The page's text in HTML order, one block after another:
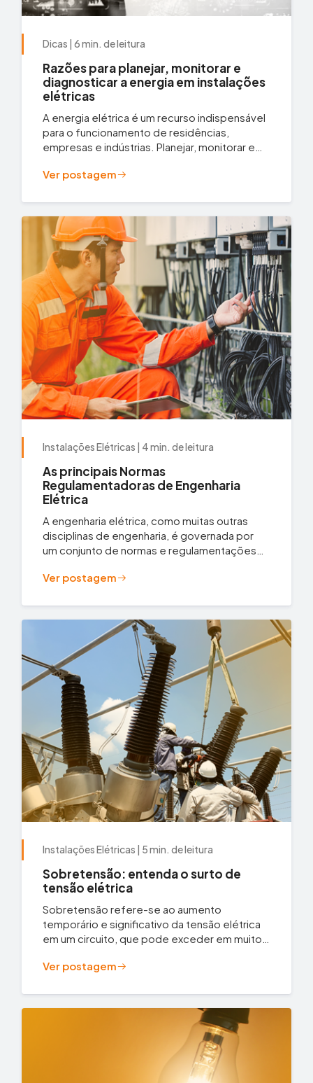
Dicas | 6 min. de leitura
Razões para planejar, monitorar e
diagnosticar a energia em instalações
elétricas
A energia elétrica é um recurso indispensável
para o funcionamento de residências,
empresas e indústrias. Planejar, monitorar e
Ver postagem
Instalações Elétricas | 4 min. de leitura
As principais Normas
Regulamentadoras de Engenharia
Elétrica
A engenharia elétrica, como muitas outras
disciplinas de engenharia, é governada por
um conjunto de normas e regulamentações
Ver postagem
Instalações Elétricas | 5 min. de leitura
Sobretensão: entenda o surto de
tensão elétrica
Sobretensão refere-se ao aumento
temporário e significativo da tensão elétrica
em um circuito, que pode exceder em muito
sistema...
Ver postagem